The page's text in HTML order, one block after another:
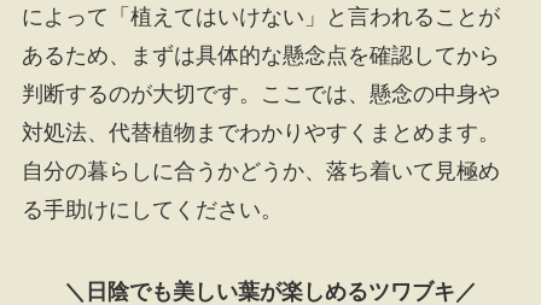
によって「植えてはいけない」と言われることが
あるため、まずは具体的な懸念点を確認してから
判断するのが大切です。ここでは、懸念の中身や
対処法、代替植物までわかりやすくまとめます。
自分の暮らしに合うかどうか、落ち着いて見極め
る手助けにしてください。
＼日陰でも美しい葉が楽しめるツワブキ／